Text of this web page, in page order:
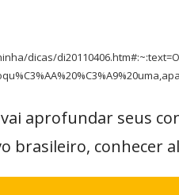
dicas/
vai aprofundar seus
brasileiro, conhecer